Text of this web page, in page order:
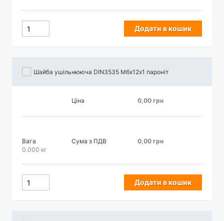
Додати в кошик
Шайба ушільнююча DIN3535 М6х12х1 пароніт
Ціна 0,00 грн
Вага
0.000 кг
Сума з ПДВ 0,00 грн
Додати в кошик